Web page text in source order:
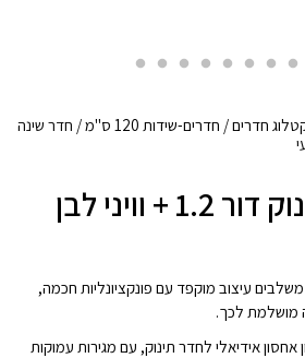
חדרים/ חדרים-שידות 120 ס"מ
/ חדר שינה
חדר שינה לתינוק דור 1.2 + וויני לבן
עיצוב מוקפד עם פונקציונליות חכמה,
מושלמת לכך.
אידיאלי לחדר תינוק, עם מגירות עמוקות